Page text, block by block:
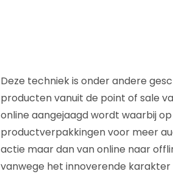
Deze techniek is onder andere
producten vanuit de point of sale
online aangejaagd wordt waarbij
productverpakkingen voor meer
actie maar dan van online naar
vanwege het innoverende